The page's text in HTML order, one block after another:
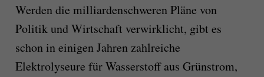
Werden die milliardenschweren Pläne von
Politik und Wirtschaft verwirklicht, gibt es
schon in einigen Jahren zahlreiche
Elektrolyseure für Wasserstoff aus Grünstrom,